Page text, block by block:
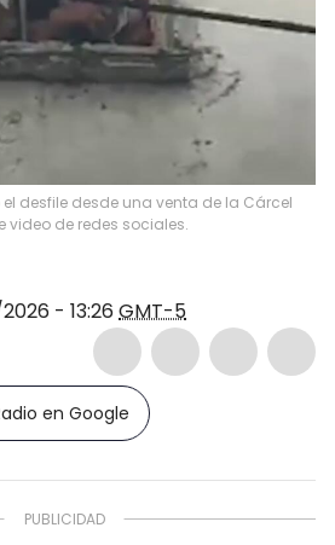
desfile desde una venta de la Cárcel
video de redes sociales.
- 13:26 GMT-5
en Google